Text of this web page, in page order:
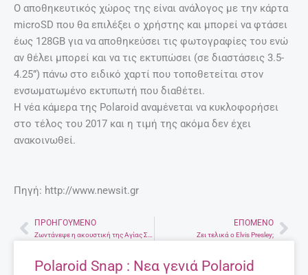
Ο αποθηκευτικός χώρος της είναι ανάλογος με την κάρτα
microSD που θα επιλέξει ο χρήστης και μπορεί να φτάσει
έως 128GB για να αποθηκεύσει τις φωτογραφίες του ενώ
αν θέλει μπορεί και να τις εκτυπώσει (σε διαστάσεις 3.5-
4.25”) πάνω στο ειδικό χαρτί που τοποθετείται στον
ενσωματωμένο εκτυπωτή που διαθέτει.
Η νέα κάμερα της Polaroid αναμένεται να κυκλοφορήσει
στο τέλος του 2017 και η τιμή της ακόμα δεν έχει
ανακοινωθεί.
Πηγή: http://www.newsit.gr
Prev
ΠΡΟΗΓΟΎΜΕΝΟ ΕΠΌΜΕΝΟ
Ζει τελικά ο Elvis Presley;
Polaroid Snap : Νεα γενιά Polaroid